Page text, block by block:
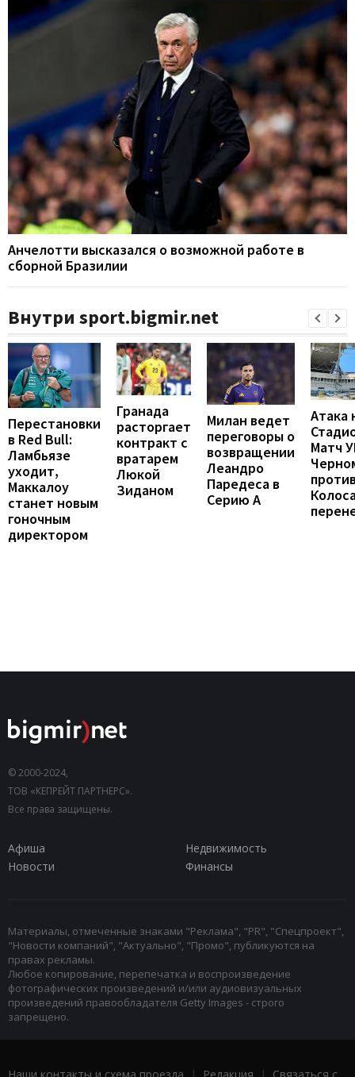
Анчелотти высказался о возможной работе в
сборной Бразилии
Внутри sport.bigmir.net
Перестановки
в Red Bull:
Ламбьязе
уходит,
Маккалоу
станет новым
гоночным
директором
Гранада
расторгает
контракт с
вратарем
Люкой
Зиданом
Милан ведет
переговоры о
возвращении
Леандро
Паредеса в
Серию А
Атака
Матч
© 2000-2024,
ТОВ «КЕПРЕЙТ ПАРТНЕРС».
Все права защищены.
Афиша
Недвижимость
Новости
Финансы
Материалы, отмеченные знаками "Реклама", "PR", "Спецпроект",
"Новости компаний", "Актуально", "Промо", публикуются на
правах рекламы.
Любое копирование, перепечатка и воспроизведение
фотографических произведений и/или аудиовизуальных
произведений правообладателя Getty Images - строго
запрещено.